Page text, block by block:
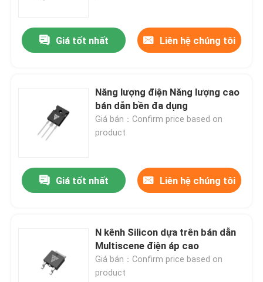
Nhà
Về chúng tôi
Giá tốt nhất Liên hệ chúng tôi
Năng lượng điện Năng lượng cao
bán dẫn bền đa dụng
Giá bán：Confirm price based on
product
Giá tốt nhất Liên hệ chúng tôi
N kênh Silicon dựa trên bán dẫn
Multiscene điện áp cao
Giá bán：Confirm price based on
product